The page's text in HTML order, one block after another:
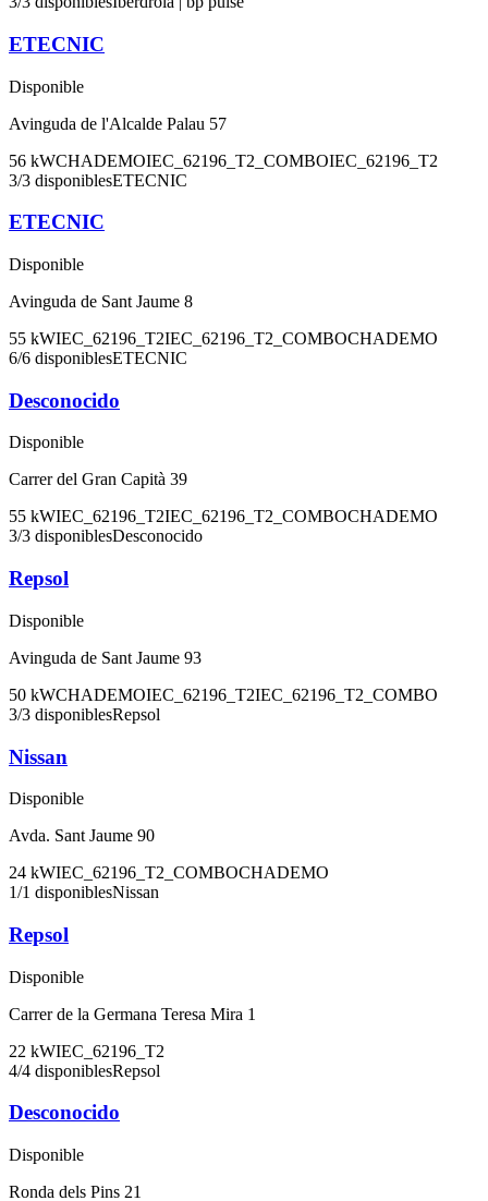
ETECNIC
Disponible
Avinguda de l'Alcalde Palau 57
56 kWCHADEMOIEC_62196_T2_COMBOIEC_62196_T2
3/3 disponiblesETECNIC
ETECNIC
Disponible
Avinguda de Sant Jaume 8
55 kWIEC_62196_T2IEC_62196_T2_COMBOCHADEMO
6/6 disponiblesETECNIC
Desconocido
Disponible
Carrer del Gran Capità 39
55 kWIEC_62196_T2IEC_62196_T2_COMBOCHADEMO
3/3 disponiblesDesconocido
Repsol
Disponible
Avinguda de Sant Jaume 93
50 kWCHADEMOIEC_62196_T2IEC_62196_T2_COMBO
3/3 disponiblesRepsol
Nissan
Disponible
Avda. Sant Jaume 90
24 kWIEC_62196_T2_COMBOCHADEMO
1/1 disponiblesNissan
Repsol
Disponible
Carrer de la Germana Teresa Mira 1
22 kWIEC_62196_T2
4/4 disponiblesRepsol
Desconocido
Disponible
Ronda dels Pins 21